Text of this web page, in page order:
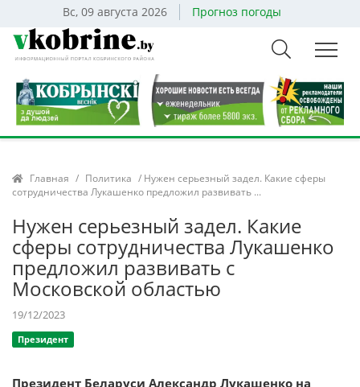
Вс, 09 августа 2026 Прогноз погоды
Главная / Политика / Нужен серьезный задел. Какие сферы
сотрудничества Лукашенко предложил развивать ...
Нужен серьезный задел. Какие
сферы сотрудничества Лукашенко
предложил развивать с
Московской областью
19/12/2023
Президент
Президент Беларуси Александр Лукашенко на